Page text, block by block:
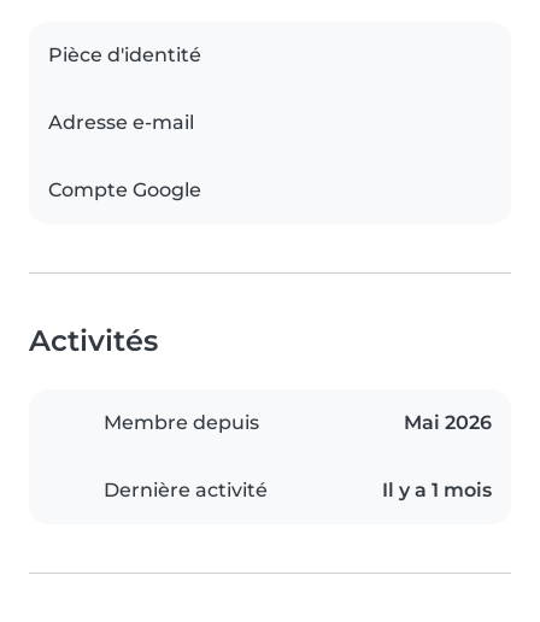
Pièce d'identité
Adresse e-mail
Compte Google
Activités
Membre depuis Mai 2026
Dernière activité Il y a 1 mois